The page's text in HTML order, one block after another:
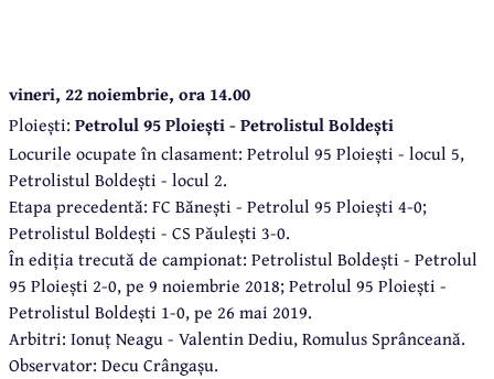
vineri, 22 noiembrie, ora 14.00
Ploiești: Petrolul 95 Ploiești - Petrolistul Boldești
Locurile ocupate în clasament: Petrolul 95 Ploiești - locul 5,
Petrolistul Boldești - locul 2.
Etapa precedentă: FC Bănești - Petrolul 95 Ploiești 4-0;
Petrolistul Boldești - CS Păulești 3-0.
În ediția trecută de campionat: Petrolistul Boldești - Petrolul
95 Ploiești 2-0, pe 9 noiembrie 2018; Petrolul 95 Ploiești -
Petrolistul Boldești 1-0, pe 26 mai 2019.
Arbitri: Ionuț Neagu - Valentin Dediu, Romulus Sprânceană.
Observator: Decu Crângașu.